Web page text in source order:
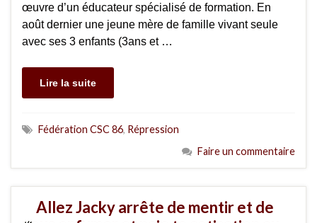
œuvre d’un éducateur spécialisé de formation. En
août dernier une jeune mère de famille vivant seule
avec ses 3 enfants (3ans et …
Lire la suite
Fédération CSC 86, Répression
Faire un commentaire
Allez Jacky arrête de mentir et de